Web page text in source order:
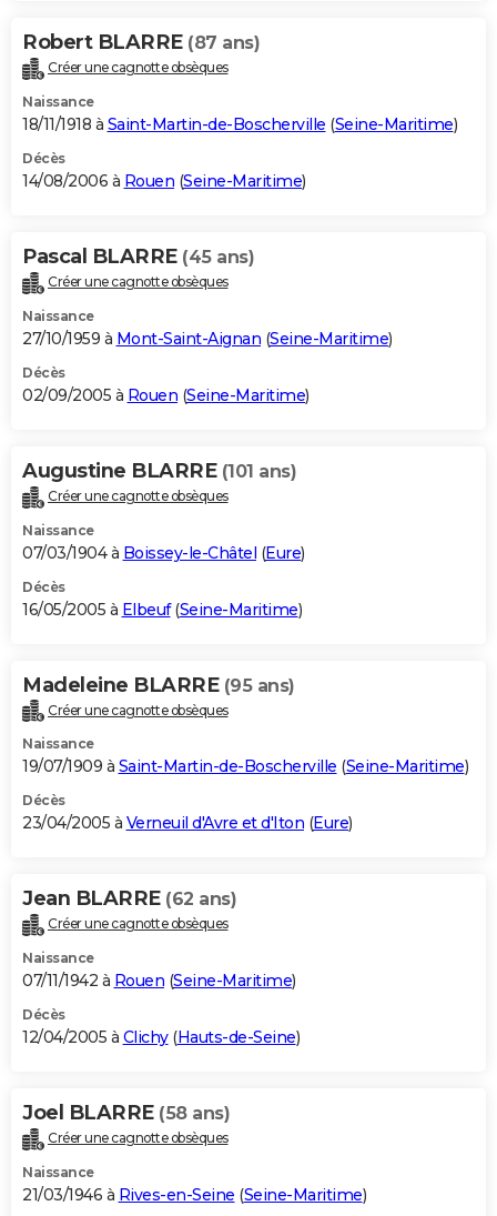
Robert BLARRE (87 ans)
Créer une cagnotte obsèques
Naissance
18/11/1918 à Saint-Martin-de-Boscherville (Seine-Maritime)
Décès
14/08/2006 à Rouen (Seine-Maritime)
Pascal BLARRE (45 ans)
Créer une cagnotte obsèques
Naissance
27/10/1959 à Mont-Saint-Aignan (Seine-Maritime)
Décès
02/09/2005 à Rouen (Seine-Maritime)
Augustine BLARRE (101 ans)
Créer une cagnotte obsèques
Naissance
07/03/1904 à Boissey-le-Châtel (Eure)
Décès
16/05/2005 à Elbeuf(Seine-Maritime)
Madeleine BLARRE (95 ans)
Créer une cagnotte obsèques
Naissance
19/07/1909 à Saint-Martin-de-Boscherville (Seine-Maritime)
Décès
23/04/2005 à Verneuil d'Avre et d'Iton (Eure)
Jean BLARRE (62 ans)
Créer une cagnotte obsèques
Naissance
07/11/1942 à Rouen (Seine-Maritime)
Décès
12/04/2005 à Clichy(Hauts-de-Seine)
Joel BLARRE (58 ans)
Créer une cagnotte obsèques
Naissance
21/03/1946 à Rives-en-Seine (Seine-Maritime)